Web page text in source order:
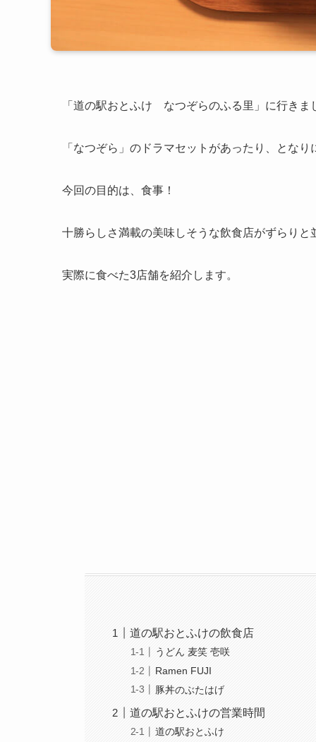
「道の駅おとふけ なつぞらのふる里」に行きま
「なつぞら」のドラマセットがあったり、とな
今回の目的は、食事！
十勝らしさ満載の美味しそうな飲食店がずらり
実際に食べた3店舗を紹介します。
道の駅おとふけの飲食店
うどん 麦笑 壱咲
Ramen FUJI
豚丼のぶたはげ
道の駅おとふけの営業時間
道の駅おとふけ